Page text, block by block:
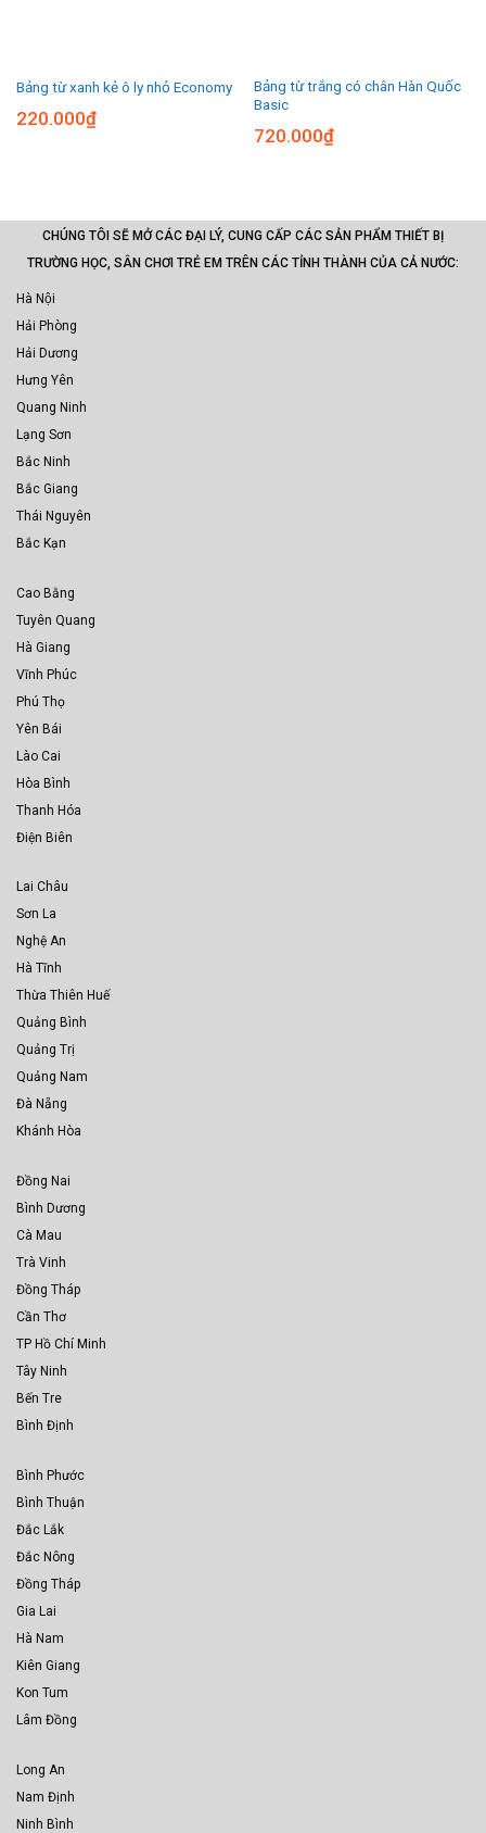
Bảng từ xanh kẻ ô ly nhỏ Economy
220.000₫
Bảng từ trắng có chân Hàn Quốc
Basic
720.000₫
CHÚNG TÔI SẼ MỞ CÁC ĐẠI LÝ, CUNG CẤP CÁC SẢN PHẨM THIẾT BỊ
TRƯỜNG HỌC, SÂN CHƠI TRẺ EM TRÊN CÁC TỈNH THÀNH CỦA CẢ NƯỚC:
Hà Nội
Hải Phòng
Hải Dương
Hưng Yên
Quang Ninh
Lạng Sơn
Bắc Ninh
Bắc Giang
Thái Nguyên
Bắc Kạn
Cao Bằng
Tuyên Quang
Hà Giang
Vĩnh Phúc
Phú Thọ
Yên Bái
Lào Cai
Hòa Bình
Thanh Hóa
Điện Biên
Lai Châu
Sơn La
Nghệ An
Hà Tĩnh
Thừa Thiên Huế
Quảng Bình
Quảng Trị
Quảng Nam
Đà Nẵng
Khánh Hòa
Đồng Nai
Bình Dương
Cà Mau
Trà Vinh
Đồng Tháp
Cần Thơ
TP Hồ Chí Minh
Tây Ninh
Bến Tre
Bình Định
Bình Phước
Bình Thuận
Đắc Lắk
Đắc Nông
Đồng Tháp
Gia Lai
Hà Nam
Kiên Giang
Kon Tum
Lâm Đồng
Long An
Nam Định
Ninh Bình